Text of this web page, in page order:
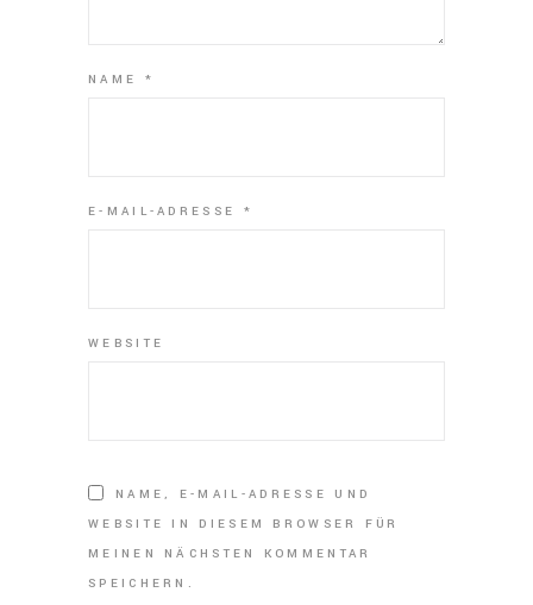
NAME *
E-MAIL-ADRESSE *
WEBSITE
NAME, E-MAIL-ADRESSE UND
WEBSITE IN DIESEM BROWSER FÜR
MEINEN NÄCHSTEN KOMMENTAR
SPEICHERN.